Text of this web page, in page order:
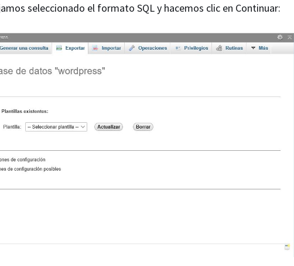
seleccionado el formato SQL y hacemos clic en Continuar: